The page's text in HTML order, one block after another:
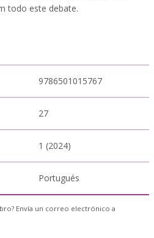
todo este debate.
9786501015767
27
1 (2024)
Portugués
Envía un correo electrónico a